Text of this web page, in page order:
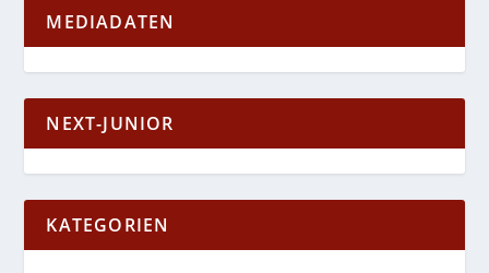
MEDIADATEN
NEXT-JUNIOR
KATEGORIEN